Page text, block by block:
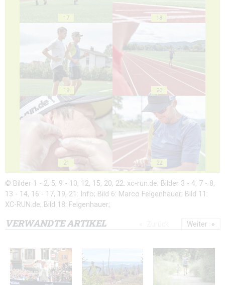
17 18
19 20
21 22
© Bilder 1 - 2, 5, 9 - 10, 12, 15, 20, 22: xc-run.de; Bilder 3 - 4, 7 - 8,
13 - 14, 16 - 17, 19, 21: Info; Bild 6: Marco Felgenhauer; Bild 11:
XC-RUN.de; Bild 18: Felgenhauer;
VERWANDTE ARTIKEL Weiter